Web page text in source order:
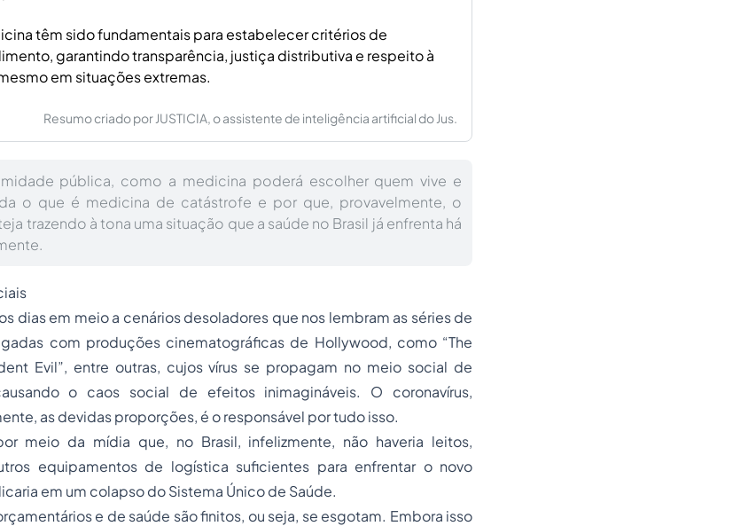
têm sido fundamentais para estabelecer critérios de
garantindo transparência, justiça distributiva e respeito à
em situações extremas.
Resumo criado por JUSTICIA, o assistente de inteligência artificial do Jus.
pública, como a medicina poderá escolher quem vive e
o que é medicina de catástrofe e por que, provavelmente, o
trazendo à tona uma situação que a saúde no Brasil já enfrenta há
dias em meio a cenários desoladores que nos lembram as séries de
com produções cinematográficas de Hollywood, como “The
Evil”, entre outras, cujos vírus se propagam no meio social de
o caos social de efeitos inimagináveis. O coronavírus,
as devidas proporções, é o responsável por tudo isso.
meio da mídia que, no Brasil, infelizmente, não haveria leitos,
equipamentos de logística suficientes para enfrentar o novo
em um colapso do Sistema Único de Saúde.
e de saúde são finitos, ou seja, se esgotam. Embora isso